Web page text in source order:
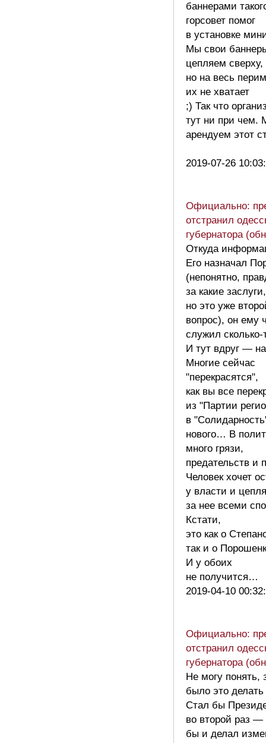
баннерами
горсовет помог
в установке
Мы свои
цепляем сверху,
но на весь
их не хватает
;) Так что
тут ни при чем.
арендуем этот
2019-07-26
Официально:
отстранил
губернатора
Откуда
Его назначал
(непонятно,
за какие заслуги,
но это уже
вопрос), он ему
служил
И тут вдруг —
Многие сейчас
"перекрасятся",
как вы все
из "Партии
в
нового… В
много грязи,
предательств и
Человек хочет
у власти и
за нее всеми
Кстати,
это как о
так и о
И у обоих
не получится…
2019-04-10
Официально:
отстранил
губернатора
Не могу понять,
было это
Стал бы
во второй раз —
бы и делал